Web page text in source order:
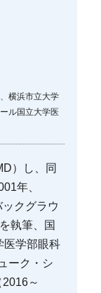
横浜市立大学
ル国立大学医
）し、同
年、
クグラウ
執筆、国
医学部眼科
ーク・シ
～